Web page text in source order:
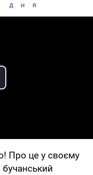
дня
Video
Про це у своєму